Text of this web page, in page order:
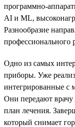
программно-
AI и ML,
Разнообразие
профессионального
Одно из самых
приборы. Уже
интегрированные с
Они передают
план лечения.
который снимает